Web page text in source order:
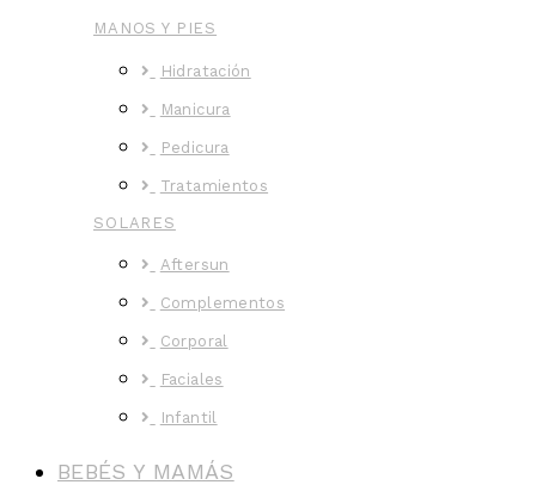
MANOS Y PIES
Hidratación
Manicura
Pedicura
Tratamientos
SOLARES
Aftersun
Complementos
Corporal
Faciales
Infantil
BEBÉS Y MAMÁS